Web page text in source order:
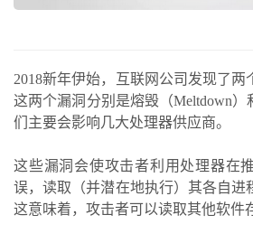
2018新年伊始，互联网公司发现了两
这两个漏洞分别是熔毁（Meltdown）
们主要会影响几大处理器供应商。
这些漏洞会使攻击者利用处理器在
误，读取（并潜在地执行）其各自进
这意味着，攻击者可以读取其他软件